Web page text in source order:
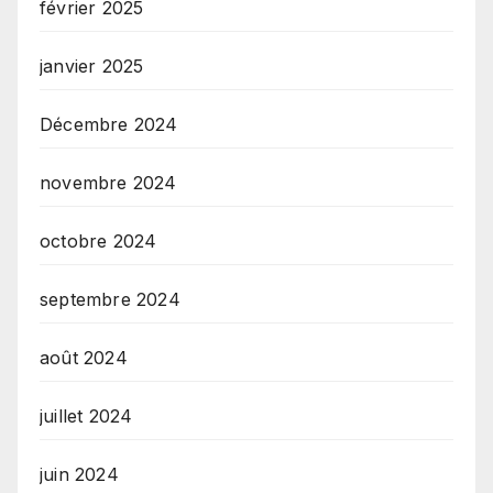
février 2025
janvier 2025
Décembre 2024
novembre 2024
octobre 2024
septembre 2024
août 2024
juillet 2024
juin 2024